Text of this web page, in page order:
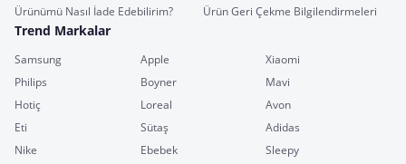
Ürünümü Nasıl İade Edebilirim?
Ürün Geri Çekme Bilgilendirmeleri
Trend Markalar
Samsung Apple
Xiaomi
Philips
Boyner
Mavi
Hotiç
Loreal
Avon
Eti
Sütaş
Adidas
Nike
Ebebek
Sleepy